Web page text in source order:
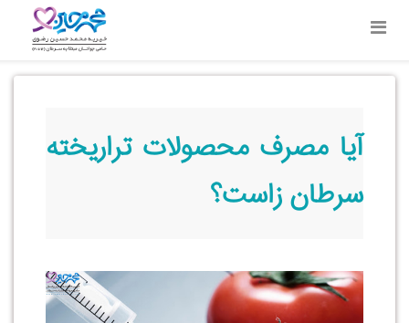
آیا مصرف محصولات تراریخته
سرطان زاست؟